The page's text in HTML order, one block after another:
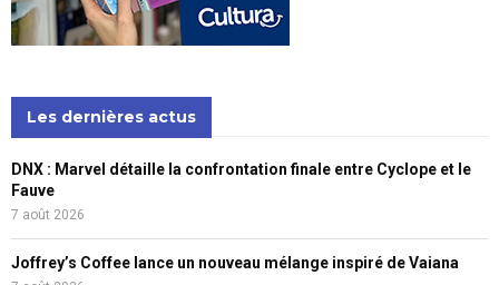
Les dernières actus
DNX : Marvel détaille la confrontation finale entre Cyclope et le
Fauve
7 août 2026
Joffrey’s Coffee lance un nouveau mélange inspiré de Vaiana